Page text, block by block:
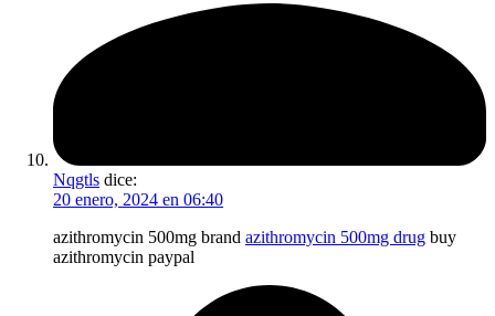
Nqgtls dice:
20 enero, 2024 en 06:40
azithromycin 500mg brand azithromycin 500mg drug buy
azithromycin paypal